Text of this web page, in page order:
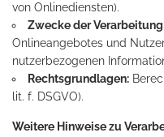
von Onlinediensten).
Zwecke der
Onlineangebotes und
nutzerbezogenen
Rechtsgrundlagen:
lit. f. DSGVO).
Weitere Hinweise zu